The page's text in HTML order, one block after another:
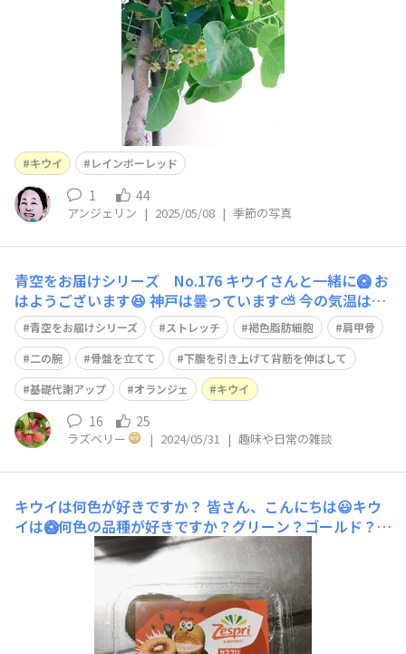
キウイ レインボーレッド
1 44
アンジェリン | 2025/05/08 | 季節の写真
青空をお届けシリーズ No.176 キウイさんと一緒に🥝 お
はようございます😆 神戸は曇っています⛅️ 今の気温は19
度、予想最高気温は21度です！ 今日のストレッチは、難
易度⭐️⭐️ 立ってでも座ってでも大丈夫です。 骨盤を立て
て、下腹を引き上げて、背筋を伸ばしてください。 両腕
を下に伸ば
青空をお届けシリーズ ストレッチ 褐色脂肪細胞
肩甲骨
二の腕
骨盤を立てて
下腹を引き上げて背筋を伸ばして
基礎代謝アップ
オランジェ キウイ
16 25
ラズベリー | 2024/05/31 | 趣味や日常の雑談
キウイは何色が好きですか？ 皆さん、こんにちは😃キウ
イは🥝何色の品種が好きですか？グリーン？ゴールド？ル
ビーレッド？？今年ももう「ルビーレッド」発売されてま